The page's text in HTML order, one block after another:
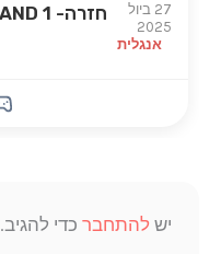
27 ביול
2025
אנגלית
חזרה- BAND 1
יש להתחבר כדי להגיב.